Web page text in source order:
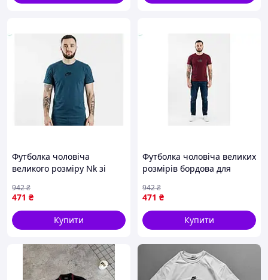
Футболка чоловіча
великого розміру Nk зі
повсякденного носіння
блакитна ТМ OSM
471 ₴
942₴
Купити
Футболка чоловіча великих
розмірів бордова для
100% бавовни ТМ OSM
471 ₴
942₴
Купити